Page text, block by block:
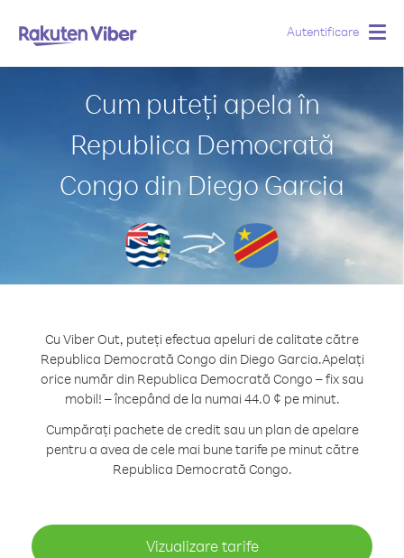
Autentificare
Cum puteți apela în
Republica Democrată
Congo din Diego Garcia
Cu Viber Out, puteți efectua apeluri de calitate către
Republica Democrată Congo din Diego Garcia.Apelați
orice număr din Republica Democrată Congo – fix sau
mobil! – începând de la numai 44.0 ¢ pe minut.
Cumpărați pachete de credit sau un plan de apelare
pentru a avea de cele mai bune tarife pe minut către
Republica Democrată Congo.
Vizualizare tarife